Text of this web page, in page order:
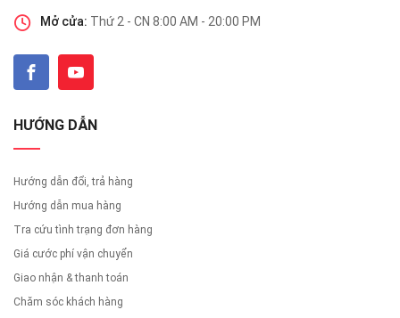
Mở cửa: Thứ 2 - CN 8:00 AM - 20:00 PM
HƯỚNG DẪN
Hướng dẫn đổi, trả hàng
Hướng dẫn mua hàng
Tra cứu tình trạng đơn hàng
Giá cước phí vận chuyển
Giao nhận & thanh toán
Chăm sóc khách hàng